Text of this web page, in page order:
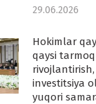
29.06.2026
Hokimlar
qaysi
investitsiya
yuqori